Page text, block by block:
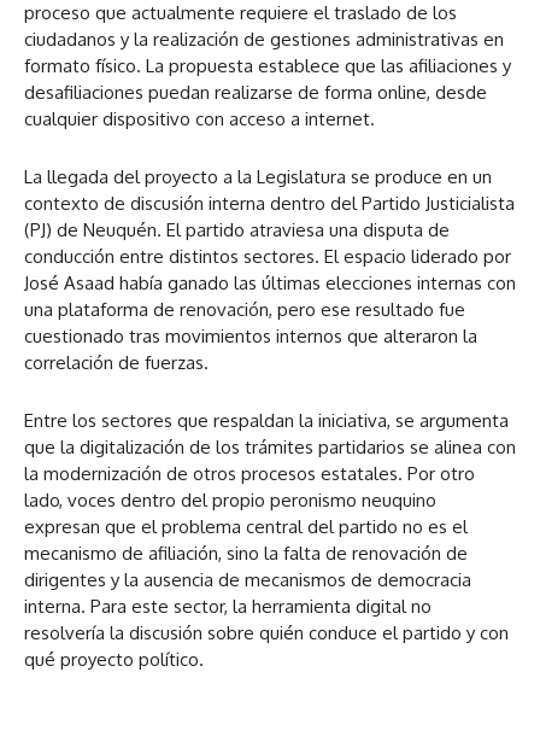
proceso que actualmente requiere el traslado de los
ciudadanos y la realización de gestiones administrativas en
formato físico. La propuesta establece que las afiliaciones y
desafiliaciones puedan realizarse de forma online, desde
cualquier dispositivo con acceso a internet.
La llegada del proyecto a la Legislatura se produce en un
contexto de discusión interna dentro del Partido Justicialista
(PJ) de Neuquén. El partido atraviesa una disputa de
conducción entre distintos sectores. El espacio liderado por
José Asaad había ganado las últimas elecciones internas con
una plataforma de renovación, pero ese resultado fue
cuestionado tras movimientos internos que alteraron la
correlación de fuerzas.
Entre los sectores que respaldan la iniciativa, se argumenta
que la digitalización de los trámites partidarios se alinea con
la modernización de otros procesos estatales. Por otro
lado, voces dentro del propio peronismo neuquino
expresan que el problema central del partido no es el
mecanismo de afiliación, sino la falta de renovación de
dirigentes y la ausencia de mecanismos de democracia
interna. Para este sector, la herramienta digital no
resolvería la discusión sobre quién conduce el partido y con
qué proyecto político.